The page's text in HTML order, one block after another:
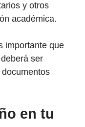
y otros
académica.
importante que
ser
en tu